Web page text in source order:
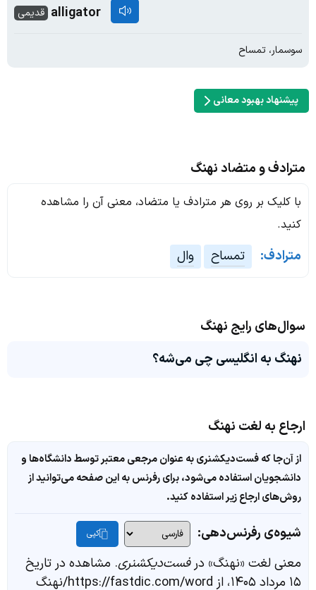
قدیمی alligator
سوسمار، تمساح
پیشنهاد بهبود معانی
مترادف و متضاد نهنگ
با کلیک بر روی هر مترادف یا متضاد، معنی آن را مشاهده
کنید.
مترادف: تمساح وال
سوال‌های رایج نهنگ
نهنگ به انگلیسی چی می‌شه؟
ارجاع به لغت نهنگ
از آن‌جا که فست‌دیکشنری به عنوان مرجعی معتبر توسط دانشگاه‌ها و
دانشجویان استفاده می‌شود، برای رفرنس به این صفحه می‌توانید از
روش‌های ارجاع زیر استفاده کنید.
شیوه‌ی رفرنس‌دهی: کپی
معنی لغت «نهنگ» درفست‌دیکشنری. مشاهده در تاریخ
۱۵ مرداد ۱۴۰۵، از https://fastdic.com/word/نهنگ